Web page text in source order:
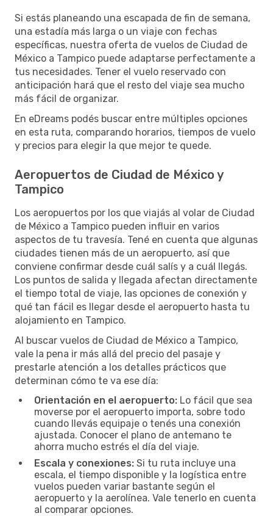
Si estás planeando una escapada de fin de semana,
una estadía más larga o un viaje con fechas
específicas, nuestra oferta de vuelos de Ciudad de
México a Tampico puede adaptarse perfectamente a
tus necesidades. Tener el vuelo reservado con
anticipación hará que el resto del viaje sea mucho
más fácil de organizar.
En eDreams podés buscar entre múltiples opciones
en esta ruta, comparando horarios, tiempos de vuelo
y precios para elegir la que mejor te quede.
Aeropuertos de Ciudad de México y
Tampico
Los aeropuertos por los que viajás al volar de Ciudad
de México a Tampico pueden influir en varios
aspectos de tu travesía. Tené en cuenta que algunas
ciudades tienen más de un aeropuerto, así que
conviene confirmar desde cuál salís y a cuál llegás.
Los puntos de salida y llegada afectan directamente
el tiempo total de viaje, las opciones de conexión y
qué tan fácil es llegar desde el aeropuerto hasta tu
alojamiento en Tampico.
Al buscar vuelos de Ciudad de México a Tampico,
vale la pena ir más allá del precio del pasaje y
prestarle atención a los detalles prácticos que
determinan cómo te va ese día:
Orientación en el aeropuerto: Lo fácil que sea
moverse por el aeropuerto importa, sobre todo
cuando llevás equipaje o tenés una conexión
ajustada. Conocer el plano de antemano te
ahorra mucho estrés el día del viaje.
Escala y conexiones: Si tu ruta incluye una
escala, el tiempo disponible y la logística entre
vuelos pueden variar bastante según el
aeropuerto y la aerolínea. Vale tenerlo en cuenta
al comparar opciones.